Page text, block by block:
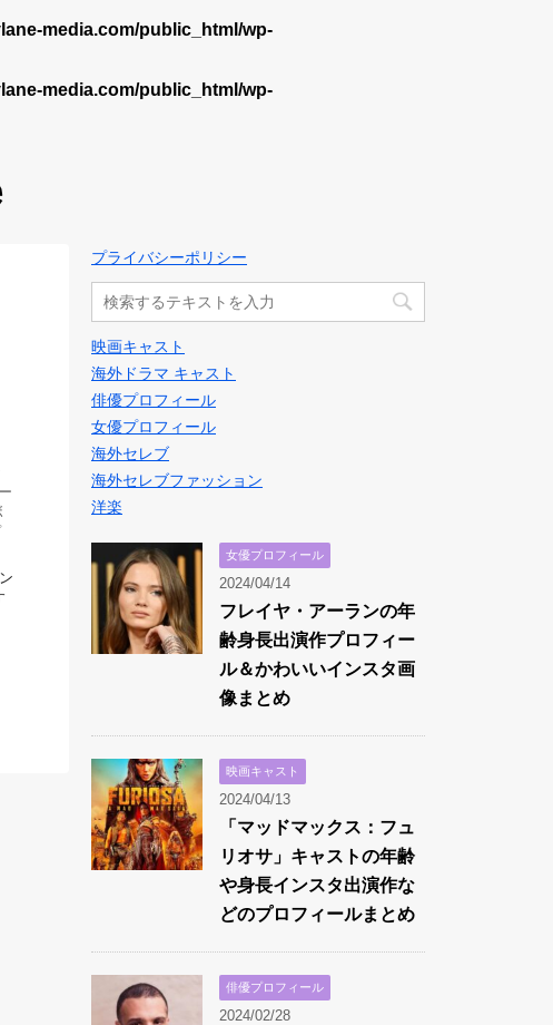
media.com/public_html/wp-
media.com/public_html/wp-
プライバシーポリシー
映画キャスト
海外ドラマ キャスト
俳優プロフィール
女優プロフィール
海外セレブ
海外セレブファッション
洋楽
女優プロフィール
2024/04/14
フレイヤ・アーランの年
齢身長出演作プロフィー
ル＆かわいいインスタ画
像まとめ
映画キャスト
2024/04/13
「マッドマックス：フュ
リオサ」キャストの年齢
や身長インスタ出演作な
どのプロフィールまとめ
俳優プロフィール
2024/02/28